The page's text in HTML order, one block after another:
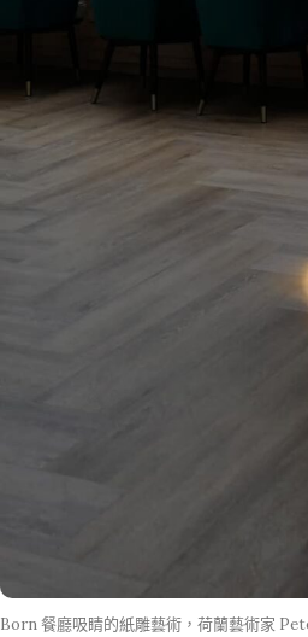
Born 餐廳吸睛的紙雕藝術，荷蘭藝術家